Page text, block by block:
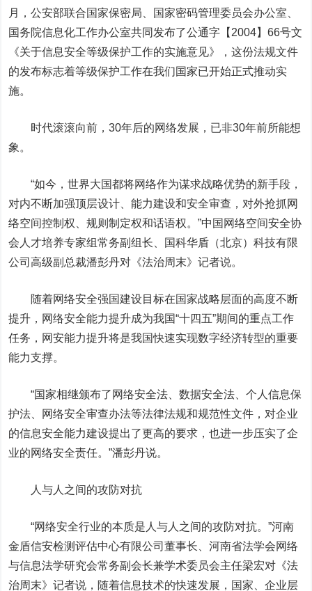
月，公安部联合国家保密局、国家密码管理委员会办公室、
国务院信息化工作办公室共同发布了公通字【 2004】66号文
《关于信息安全等级保护工作的实施意见》，这份法规文件
的发布标志着等级保护工作在我们国家已开始正式推动实
施。
时代滚滚向前，30年后的网络发展，已非30年前所能想
象。
“如今，世界大国都将网络作为谋求战略优势的新手段，
对内不断加强顶层设计、能力建设和安全审查，对外抢抓网
络空间控制权、规则制定权和话语权。”中国网络空间安全协
会人才培养专家组常务副组长、国科华盾（北京）科技有限
公司高级副总裁潘彭丹对《法治周末》记者说。
随着网络安全强国建设目标在国家战略层面的高度不断
提升，网络安全能力提升成为我国“十四五”期间的重点工作
任务，网安能力提升将是我国快速实现数字经济转型的重要
能力支撑。
“国家相继颁布了网络安全法、数据安全法、个人信息保
护法、网络安全审查办法等法律法规和规范性文件，对企业
的信息安全能力建设提出了更高的要求，也进一步压实了企
业的网络安全责任。”潘彭丹说。
人与人之间的攻防对抗
“网络安全行业的本质是人与人之间的攻防对抗。”河南
金盾信安检测评估中心有限公司董事长、河南省法学会网络
与信息法学研究会常务副会长兼学术委员会主任梁宏对《法
治周末》记者说，随着信息技术的快速发展，国家、企业层